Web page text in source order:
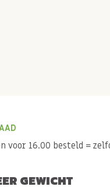
voor 16.00 besteld =
GEWICHT